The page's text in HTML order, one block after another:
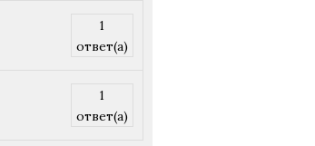
1
ответ(а)
1
ответ(а)